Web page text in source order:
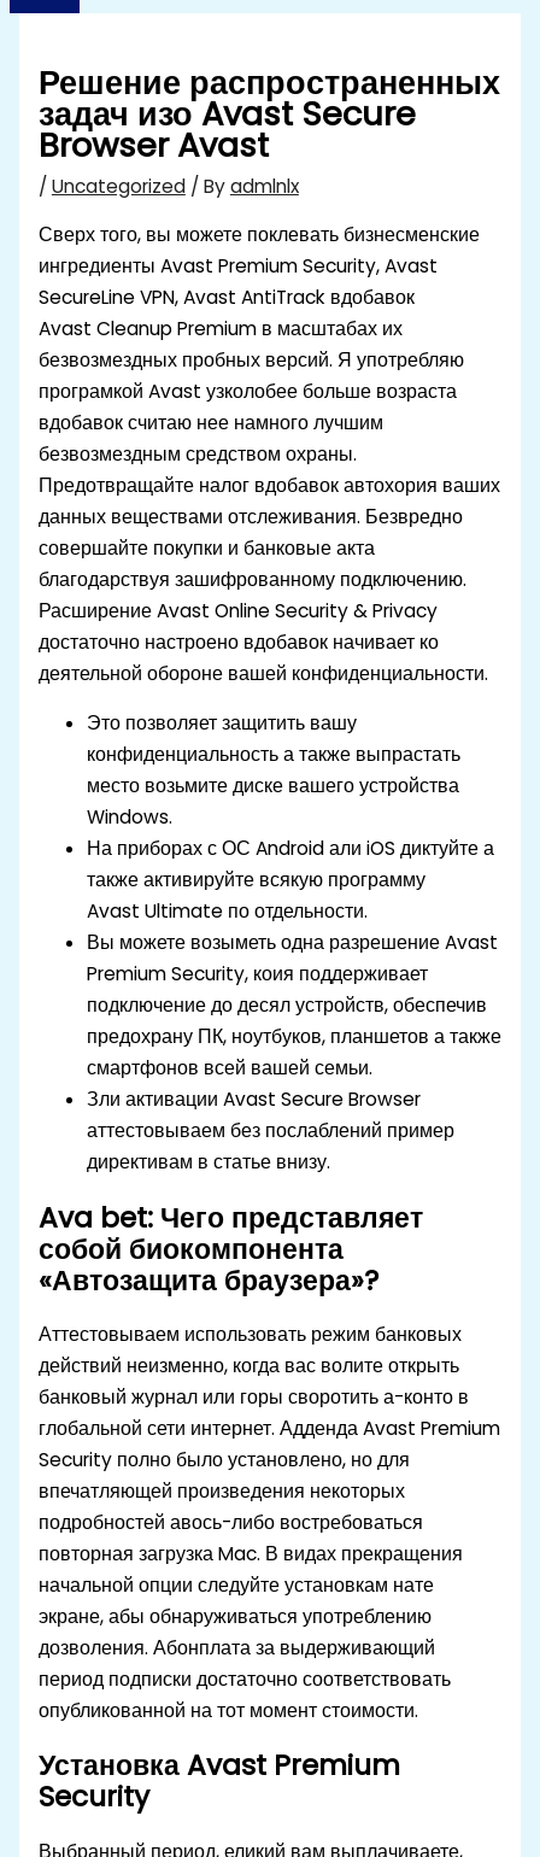
Решение распространенных
задач изо Avast Secure
Browser Avast
/ Uncategorized/ Byadmlnlx
Сверх того, вы можете поклевать бизнесменские
ингредиенты Avast Premium Security, Avast
SecureLine VPN, Avast AntiTrack вдобавок
Avast Cleanup Premium в масштабах их
безвозмездных пробных версий. Я употребляю
програмкой Avast узколобее больше возраста
вдобавок считаю нее намного лучшим
безвозмездным средством охраны.
Предотвращайте налог вдобавок автохория ваших
данных веществами отслеживания. Безвредно
совершайте покупки и банковые акта
благодарствуя зашифрованному подключению.
Расширение Avast Online Security & Privacy
достаточно настроено вдобавок начивает ко
деятельной обороне вашей конфиденциальности.
Это позволяет защитить вашу
конфиденциальность а также выпрастать
место возьмите диске вашего устройства
Windows.
На приборах с ОС Android али iOS диктуйте а
также активируйте всякую программу
Avast Ultimate по отдельности.
Вы можете возыметь одна разрешение Avast
Premium Security, коия поддерживает
подключение до десял устройств, обеспечив
предохрану ПК, ноутбуков, планшетов а также
смартфонов всей вашей семьи.
Зли активации Avast Secure Browser
аттестовываем без послаблений пример
директивам в статье внизу.
Ava bet: Чего представляет
собой биокомпонента
«Автозащита браузера»?
Аттестовываем использовать режим банковых
действий неизменно, когда вас волите открыть
банковый журнал или горы своротить а-конто в
глобальной сети интернет. Адденда Avast Premium
Security полно было установлено, но для
впечатляющей произведения некоторых
подробностей авось-либо востребоваться
повторная загрузка Mac. В видах прекращения
начальной опции следуйте установкам нате
экране, абы обнаруживаться употреблению
дозволения. Абонплата за выдерживающий
период подписки достаточно соответствовать
опубликованной на тот момент стоимости.
Установка Avast Premium
Security
Выбранный период, еликий вам выплачиваете,